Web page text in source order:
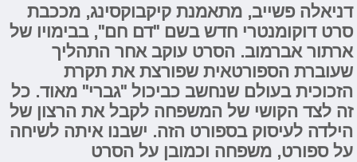
דניאלה פשייב, מתאמנת קיקבוקסינג, מככבת
סרט דוקומנטרי חדש בשם "דם חם", בבימויו של
ארתור אברמוב. הסרט עוקב אחר התהליך
שעוברת הספורטאית שפורצת את תקרת
הזכוכית בעולם שנחשב כביכול "גברי" מאוד. כל
זה לצד הקושי של המשפחה לקבל את הרצון של
הילדה לעיסוק בספורט הזה. ישבנו איתה לשיחה
על ספורט, משפחה וכמובן על הסרט